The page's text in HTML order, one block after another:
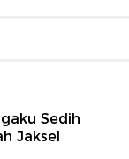
Sedih
Jaksel